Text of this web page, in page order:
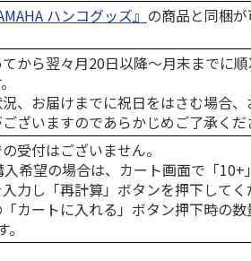
ハンコグッズ』 の商品と同梱
から翌々月20日以降～月末までに
、お届けまでに祝日をはさむ場合、
ざいますのであらかじめご了承くだ
受付はございません。
希望の場合は、カート画面で「10+
力し「再計算」ボタンを押下してく
カートに入れる」ボタン押下時の